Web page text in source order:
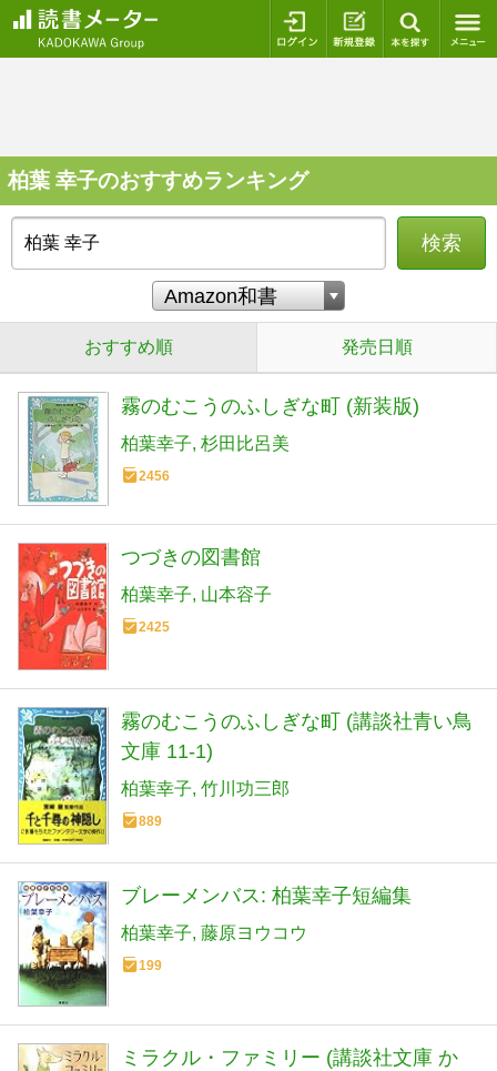
ログイン 新規登録
柏葉 幸子のおすすめランキング
検索
おすすめ順 発売日順
霧のむこうのふしぎな町 (新装版)
柏葉幸子 杉田比呂美
2456
つづきの図書館
柏葉幸子 山本容子
2425
霧のむこうのふしぎな町 (講談社青い鳥
文庫 11-1)
柏葉幸子 竹川功三郎
889
ブレーメンバス: 柏葉幸子短編集
柏葉幸子 藤原ヨウコウ
199
ミラクル・ファミリー (講談社文庫 か